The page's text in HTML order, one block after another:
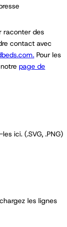
raconter des
contact avec
Pour les
page de
ici. (.SVG, .PNG)
les lignes